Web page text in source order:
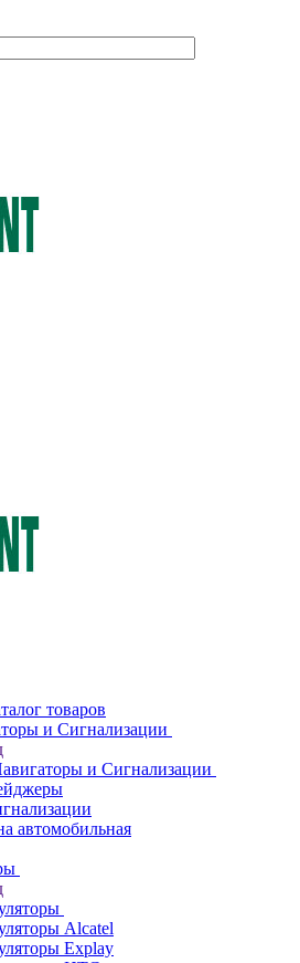
товаров
и Сигнализации
и Сигнализации
автомобильная
Alcatel
Explay